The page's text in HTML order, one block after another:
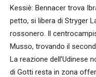
Kessiè: Bennacer trova
petto, si libera di Stryger
rossonero. Il
Musso, trovando il
La reazione dell’Udinese
di Gotti resta in zona